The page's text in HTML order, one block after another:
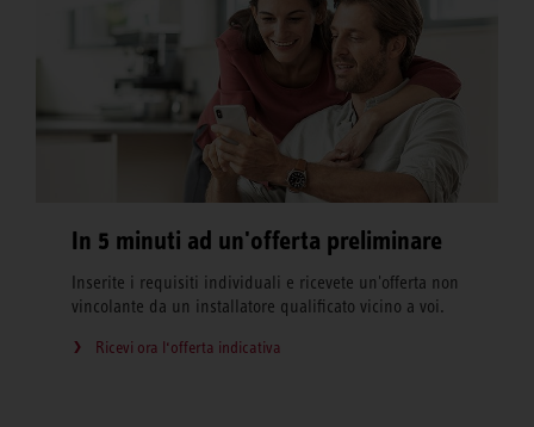
In 5 minuti ad un'offerta preliminare
Inserite i requisiti individuali e ricevete un'offerta non
vincolante da un installatore qualificato vicino a voi.
Ricevi ora l‘offerta indicativa